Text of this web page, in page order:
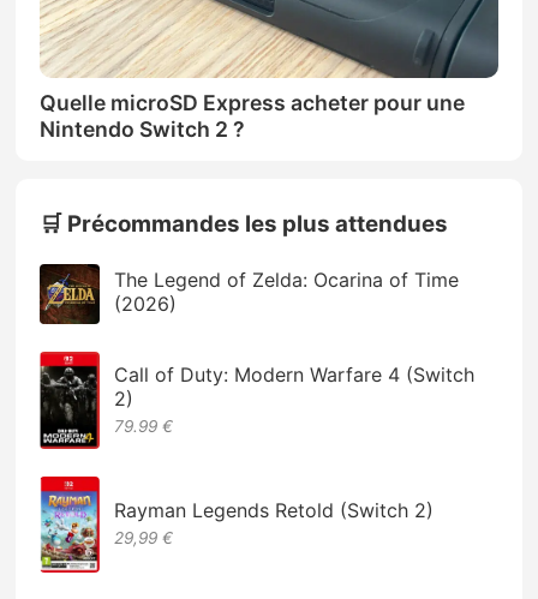
Quelle microSD Express acheter pour une
Nintendo Switch 2 ?
🛒 Précommandes les plus attendues
The Legend of Zelda: Ocarina of Time
(2026)
Call of Duty: Modern Warfare 4 (Switch
2)
79.99 €
Rayman Legends Retold (Switch 2)
29,99 €